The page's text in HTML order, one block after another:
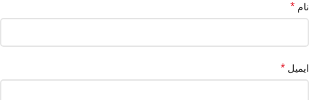
نام *
ایمیل *